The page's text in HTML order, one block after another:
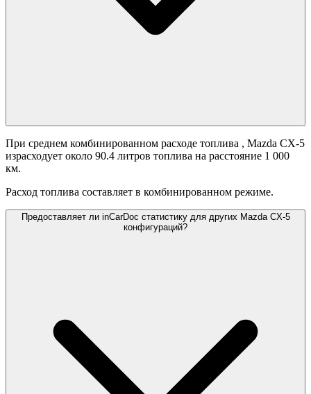
При среднем комбинированном расходе топлива , Mazda CX-5
израсходует около 90.4 литров топлива на расстояние 1 000
км.
Расход топлива составляет в комбинированном режиме.
Предоставляет ли inCarDoc статистику для других Mazda CX-5
конфигураций?